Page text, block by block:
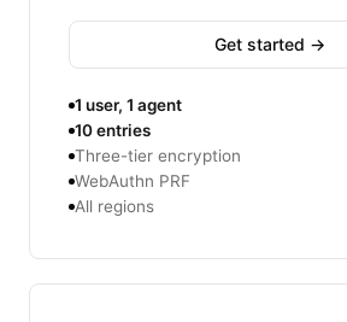
Get started →
1 user, 1 agent
10 entries
Three-tier encryption
WebAuthn PRF
All regions